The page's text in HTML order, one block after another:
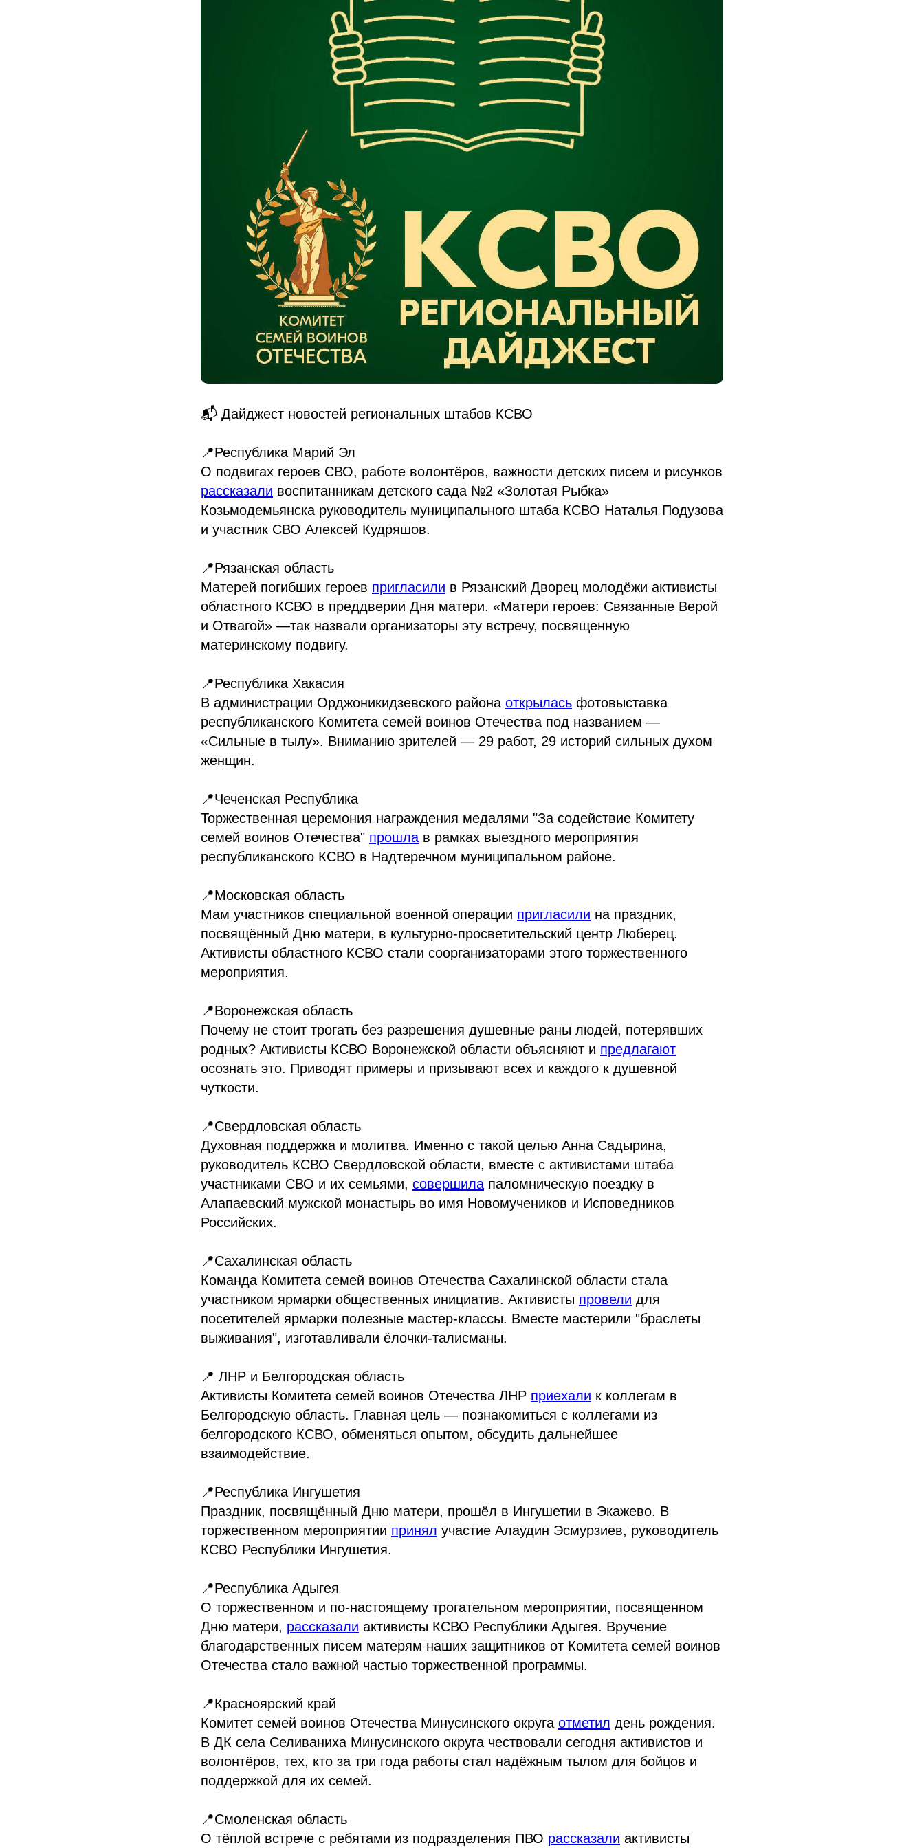
📬 Дайджест новостей региональных штабов КСВО
📍Республика Марий Эл
О подвигах героев СВО, работе волонтёров, важности детских писем и рисунков
рассказали воспитанникам детского сада №2 «Золотая Рыбка»
Козьмодемьянска руководитель муниципального штаба КСВО Наталья Подузова
и участник СВО Алексей Кудряшов.
📍Рязанская область
Матерей погибших героев пригласили в Рязанский Дворец молодёжи активисты
областного КСВО в преддверии Дня матери. «Матери героев: Связанные Верой
и Отвагой» —так назвали организаторы эту встречу, посвященную
материнскому подвигу.
📍Республика Хакасия
В администрации Орджоникидзевского района открылась фотовыставка
республиканского Комитета семей воинов Отечества под названием —
«Сильные в тылу». Вниманию зрителей — 29 работ, 29 историй сильных духом
женщин.
📍Чеченская Республика
Торжественная церемония награждения медалями "За содействие Комитету
семей воинов Отечества" прошла в рамках выездного мероприятия
республиканского КСВО в Надтеречном муниципальном районе.
📍Московская область
Мам участников специальной военной операции пригласили на праздник,
посвящённый Дню матери, в культурно-просветительский центр Люберец.
Активисты областного КСВО стали соорганизаторами этого торжественного
мероприятия.
📍Воронежская область
Почему не стоит трогать без разрешения душевные раны людей, потерявших
родных? Активисты КСВО Воронежской области объясняют и предлагают
осознать это. Приводят примеры и призывают всех и каждого к душевной
чуткости.
📍Свердловская область
Духовная поддержка и молитва. Именно с такой целью Анна Садырина,
руководитель КСВО Свердловской области, вместе с активистами штаба
участниками СВО и их семьями, совершила паломническую поездку в
Алапаевский мужской монастырь во имя Новомучеников и Исповедников
Российских.
📍Сахалинская область
Команда Комитета семей воинов Отечества Сахалинской области стала
участником ярмарки общественных инициатив. Активисты провели для
посетителей ярмарки полезные мастер-классы. Вместе мастерили "браслеты
выживания", изготавливали ёлочки-талисманы.
📍 ЛНР и Белгородская область
Активисты Комитета семей воинов Отечества ЛНР приехали к коллегам в
Белгородскую область. Главная цель — познакомиться с коллегами из
белгородского КСВО, обменяться опытом, обсудить дальнейшее
взаимодействие.
📍Республика Ингушетия
Праздник, посвящённый Дню матери, прошёл в Ингушетии в Экажево. В
торжественном мероприятии принял участие Алаудин Эсмурзиев, руководитель
КСВО Республики Ингушетия.
📍Республика Адыгея
О торжественном и по-настоящему трогательном мероприятии, посвященном
Дню матери, рассказали активисты КСВО Республики Адыгея. Вручение
благодарственных писем матерям наших защитников от Комитета семей воинов
Отечества стало важной частью торжественной программы.
📍Красноярский край
Комитет семей воинов Отечества Минусинского округа отметил день рождения.
В ДК села Селиваниха Минусинского округа чествовали сегодня активистов и
волонтёров, тех, кто за три года работы стал надёжным тылом для бойцов и
поддержкой для их семей.
📍Смоленская область
О тёплой встрече с ребятами из подразделения ПВО рассказали активисты